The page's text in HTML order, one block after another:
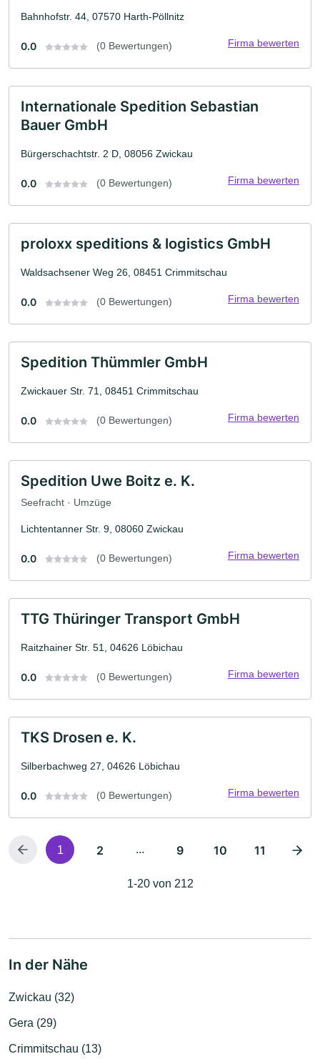
Bahnhofstr. 44, 07570 Harth-Pöllnitz
0.0 (0 Bewertungen) Firma bewerten
Internationale Spedition Sebastian
Bauer GmbH
Bürgerschachtstr. 2 D, 08056 Zwickau
0.0 (0 Bewertungen) Firma bewerten
proloxx speditions & logistics GmbH
Waldsachsener Weg 26, 08451 Crimmitschau
0.0 (0 Bewertungen) Firma bewerten
Spedition Thümmler GmbH
Zwickauer Str. 71, 08451 Crimmitschau
0.0 (0 Bewertungen) Firma bewerten
Spedition Uwe Boitz e. K.
Seefracht · Umzüge
Lichtentanner Str. 9, 08060 Zwickau
0.0 (0 Bewertungen) Firma bewerten
TTG Thüringer Transport GmbH
Raitzhainer Str. 51, 04626 Löbichau
0.0 (0 Bewertungen) Firma bewerten
TKS Drosen e. K.
Silberbachweg 27, 04626 Löbichau
0.0 (0 Bewertungen) Firma bewerten
1 2 ... 9 10 11
1-20 von 212
In der Nähe
Zwickau (32)
Gera (29)
Crimmitschau (13)